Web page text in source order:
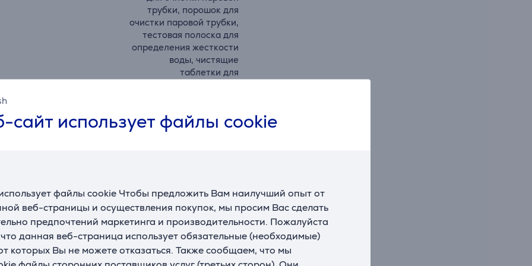
сайт использует файлы cookie
файлы cookie Чтобы предложить Вам наилучший опыт от
веб-страницы и осуществления покупок, мы просим Вас сделать
предпочтений маркетинга и производительности. Пожалуйста
данная веб-страница использует обязательные (необходимые)
которых Вы не можете отказаться. Также сообщаем, что мы
трубки, порошок для
очистки паровой трубки,
тестовая полоска для
определения жесткости
воды, чистящие
таблетки для
Цвет
нержавеющая сталь
Высота
Глубина
37,3 см
Вес
18 кг